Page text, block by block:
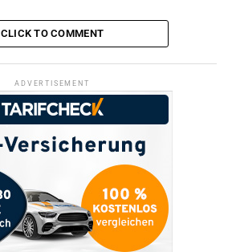
CLICK TO COMMENT
ADVERTISEMENT